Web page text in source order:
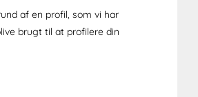
af en profil, som vi har
brugt til at profilere din